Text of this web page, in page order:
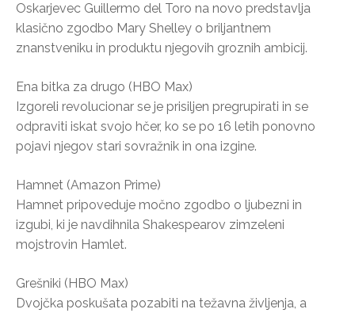
Oskarjevec Guillermo del Toro na novo predstavlja
klasično zgodbo Mary Shelley o briljantnem
znanstveniku in produktu njegovih groznih ambicij.
Ena bitka za drugo (HBO Max)
Izgoreli revolucionar se je prisiljen pregrupirati in se
odpraviti iskat svojo hčer, ko se po 16 letih ponovno
pojavi njegov stari sovražnik in ona izgine.
Hamnet (Amazon Prime)
Hamnet pripoveduje močno zgodbo o ljubezni in
izgubi, ki je navdihnila Shakespearov zimzeleni
mojstrovin Hamlet.
Grešniki (HBO Max)
Dvojčka poskušata pozabiti na težavna življenja, a